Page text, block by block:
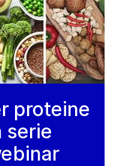
proteine
serie